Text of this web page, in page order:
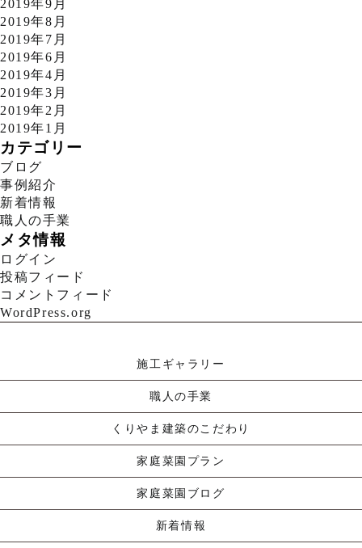
2019年9月
2019年8月
2019年7月
2019年6月
2019年4月
2019年3月
2019年2月
2019年1月
カテゴリー
ブログ
事例紹介
新着情報
職人の手業
メタ情報
ログイン
投稿フィード
コメントフィード
WordPress.org
施工ギャラリー
職人の手業
くりやま建築のこだわり
家庭菜園プラン
家庭菜園ブログ
新着情報